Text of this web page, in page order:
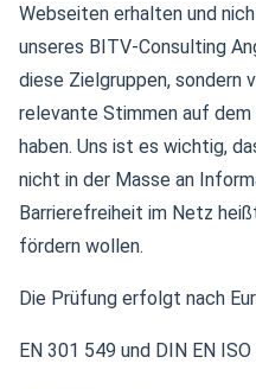
Webseiten erhalten und
unseres BITV-Consulting
diese Zielgruppen, sondern
relevante Stimmen auf
haben. Uns ist es wichtig,
nicht in der Masse an
Barrierefreiheit im Netz
fördern wollen.
Die Prüfung erfolgt nach
EN 301 549 und DIN EN